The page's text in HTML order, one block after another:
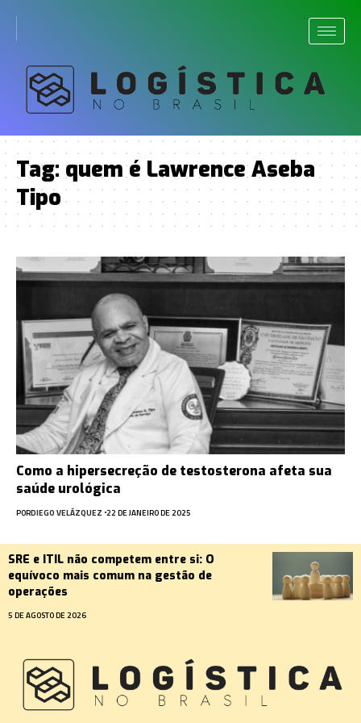
Tag: quem é Lawrence Aseba
Tipo
Como a hipersecreção de testosterona afeta sua
saúde urológica
PORDIEGO VELÁZQUEZ 22 DE JANEIRO DE 2025
SRE e ITIL não competem entre si: O
equívoco mais comum na gestão de
operações
5 DE AGOSTO DE 2026